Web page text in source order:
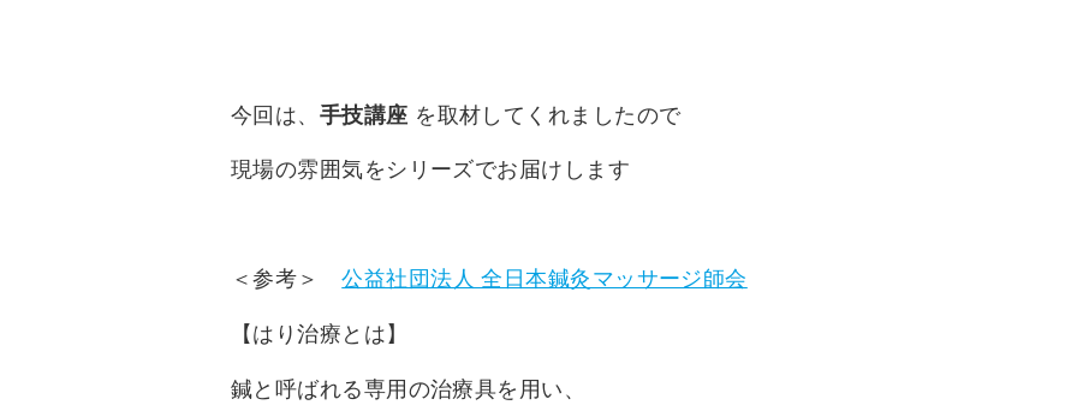
今回は、 手技講座 を取材してくれましたので
現場の雰囲気をシリーズでお届けします
＜参考＞公益社団法人 全日本鍼灸マッサージ師会
【はり治療とは】
鍼と呼ばれる専用の治療具を用い、